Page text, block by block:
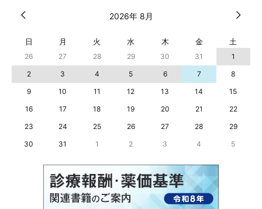
2026年 8月
日 月 火 水 木 金 土
26 27 28 29 30 31
1
2
3 4 5 6 7
8
9
10 11 12 13 14
15
16
17 18 19 20 21
22
23
24 25 26 27 28
29
30
31 1 2 3 4 5